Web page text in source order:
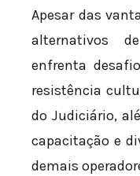
Apesar das
alternativos
enfrenta
resistência
do Judiciário,
capacitação e
demais